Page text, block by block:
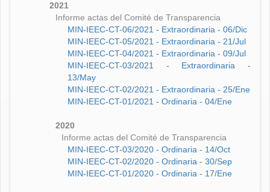
2021
Informe actas del Comité de Transparencia
MIN-IEEC-CT-06/2021 - Extraordinaria - 06/Dic
MIN-IEEC-CT-05/2021 - Extraordinaria - 21/Jul
MIN-IEEC-CT-04/2021 - Extraordinaria - 09/Jul
MIN-IEEC-CT-03/2021 - Extraordinaria -
13/May
MIN-IEEC-CT-02/2021 - Extraordinaria - 25/Ene
MIN-IEEC-CT-01/2021 - Ordinaria - 04/Ene
2020
Informe actas del Comité de Transparencia
MIN-IEEC-CT-03/2020 - Ordinaria - 14/Oct
MIN-IEEC-CT-02/2020 - Ordinaria - 30/Sep
MIN-IEEC-CT-01/2020 - Ordinaria - 17/Ene